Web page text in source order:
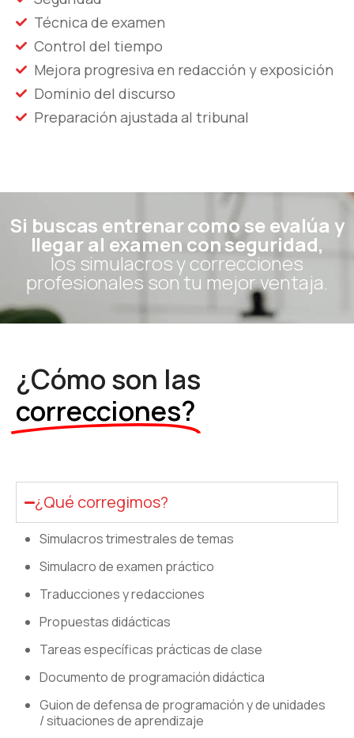
Técnica de examen
Control del tiempo
Mejora progresiva en redacción y exposición
Dominio del discurso
Preparación ajustada al tribunal
Si buscas entrenar como se evalúa y
llegar al examen con seguridad,
los simulacros y correcciones
profesionales son tu mejor ventaja.
¿Cómo son las
correcciones?
¿Qué corregimos?
Simulacros trimestrales de temas
Simulacro de examen práctico
Traducciones y redacciones
Propuestas didácticas
Tareas específicas prácticas de clase
Documento de programación didáctica
Guion de defensa de programación y de unidades
/ situaciones de aprendizaje